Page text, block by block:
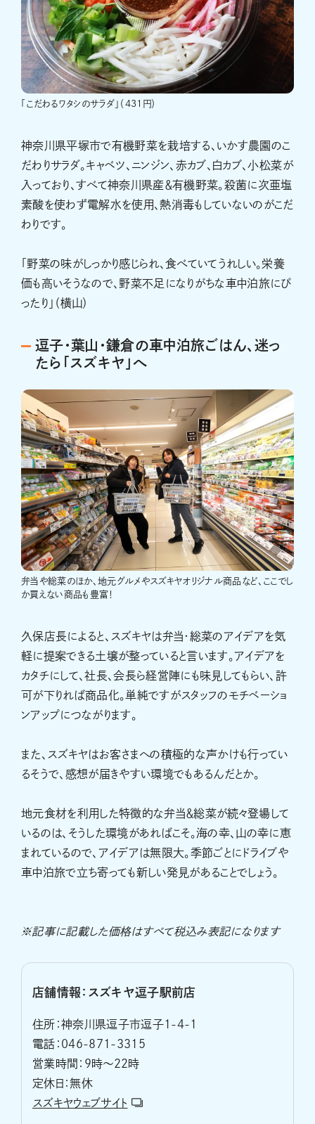
「こだわるワタシのサラダ」（431円）
神奈川県平塚市で有機野菜を栽培する、いかす農園のこ
だわりサラダ。キャベツ、ニンジン、赤カブ、白カブ、小松菜が
入っており、すべて神奈川県産＆有機野菜。殺菌に次亜塩
素酸を使わず電解水を使用、熱消毒もしていないのがこだ
わりです。
「野菜の味がしっかり感じられ、食べていてうれしい。栄養
価も高いそうなので、野菜不足になりがちな車中泊旅にぴ
ったり」（横山）
逗子・葉山・鎌倉の車中泊旅ごはん、迷っ
たら「スズキヤ」へ
弁当や総菜のほか、地元グルメやスズキヤオリジナル商品など、ここでし
か買えない商品も豊富！
久保店長によると、スズキヤは弁当・総菜のアイデアを気
軽に提案できる土壌が整っていると言います。アイデアを
カタチにして、社長、会長ら経営陣にも味見してもらい、許
可が下りれば商品化。単純ですがスタッフのモチベーショ
ンアップにつながります。
また、スズキヤはお客さまへの積極的な声かけも行ってい
るそうで、感想が届きやすい環境でもあるんだとか。
地元食材を利用した特徴的な弁当＆総菜が続々登場して
いるのは、そうした環境があればこそ。海の幸、山の幸に恵
まれているので、アイデアは無限大。季節ごとにドライブや
車中泊旅で立ち寄っても新しい発見があることでしょう。
※記事に記載した価格はすべて税込み表記になります
店舗情報：スズキヤ逗子駅前店
住所：神奈川県逗子市逗子1-4-1
電話：046-871-3315
営業時間：9時～22時
定休日：無休
スズキヤウェブサイト